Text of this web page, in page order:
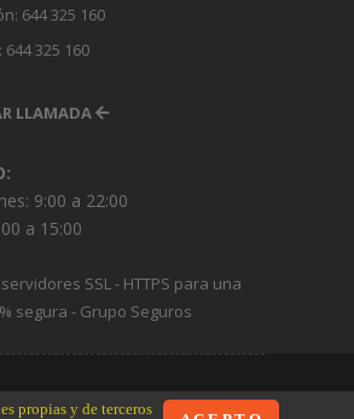
644 325 160
325 160
LLAMADA
9:00 a 22:00
a 15:00
-2026 www.Seguros-Broker.es
propias y de terceros